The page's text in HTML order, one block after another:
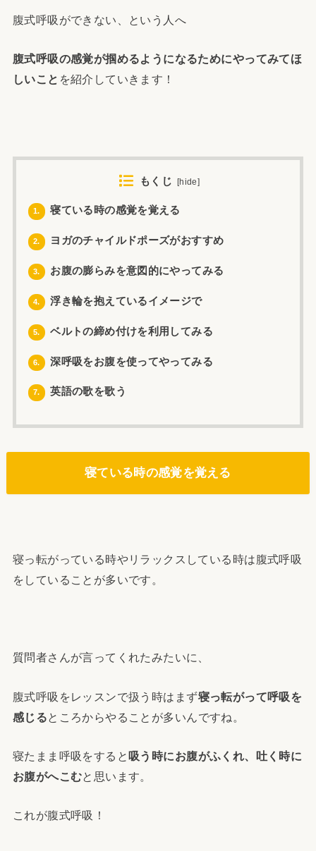
腹式呼吸ができない、という人へ
腹式呼吸の感覚が掴めるようになるためにやってみてほ
しいこと を紹介していきます！
もくじ [hide]
1. 寝ている時の感覚を覚える
2. ヨガのチャイルドポーズがおすすめ
3. お腹の膨らみを意図的にやってみる
4. 浮き輪を抱えているイメージで
5. ベルトの締め付けを利用してみる
6. 深呼吸をお腹を使ってやってみる
7. 英語の歌を歌う
寝ている時の感覚を覚える
寝っ転がっている時やリラックスしている時は腹式呼吸
をしていることが多いです。
質問者さんが言ってくれたみたいに、
腹式呼吸をレッスンで扱う時はまず寝っ転がって呼吸を
感じるところからやることが多いんですね。
寝たまま呼吸をすると吸う時にお腹がふくれ、吐く時に
お腹がへこむと思います。
これが腹式呼吸！